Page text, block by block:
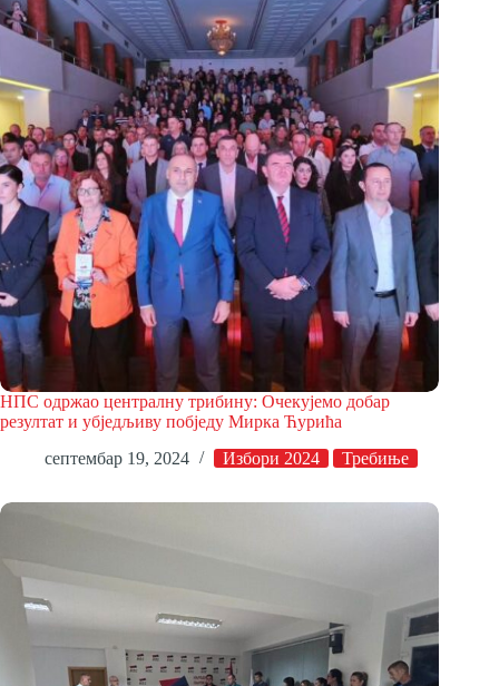
НПС одржао централну трибину: Очекујемо добар
резултат и убједљиву побједу Мирка Ћурића
септембар 19, 2024
Избори 2024 Требиње